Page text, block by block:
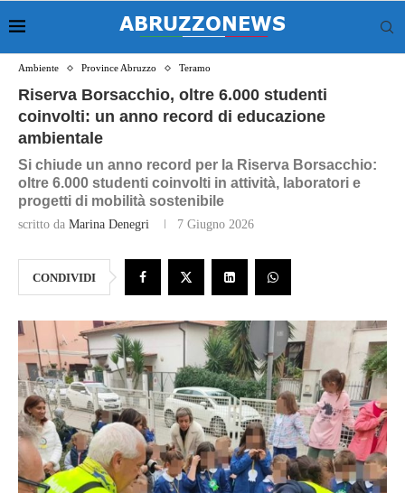
Ambiente Province Abruzzo Teramo
Riserva Borsacchio, oltre 6.000 studenti
coinvolti: un anno record di educazione
ambientale
Si chiude un anno record per la Riserva Borsacchio:
oltre 6.000 studenti coinvolti in attività, laboratori e
progetti di mobilità sostenibile
scritto da Marina Denegri 7 Giugno 2026
CONDIVIDI